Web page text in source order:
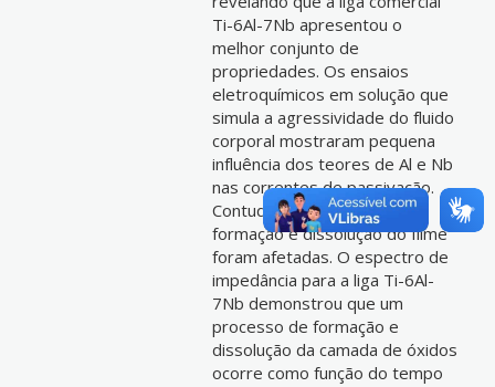
Ti-6Al-7Nb apresentou o
melhor conjunto de
propriedades. Os ensaios
eletroquímicos em solução que
simula a agressividade do fluido
corporal mostraram pequena
influência dos teores de Al e Nb
nas correntes de passivação.
Contudo, as velocidades de
formação e dissolução do filme
foram afetadas. O espectro de
impedância para a liga Ti-6Al-
7Nb demonstrou que um
processo de formação e
dissolução da camada de óxidos
ocorre como função do tempo